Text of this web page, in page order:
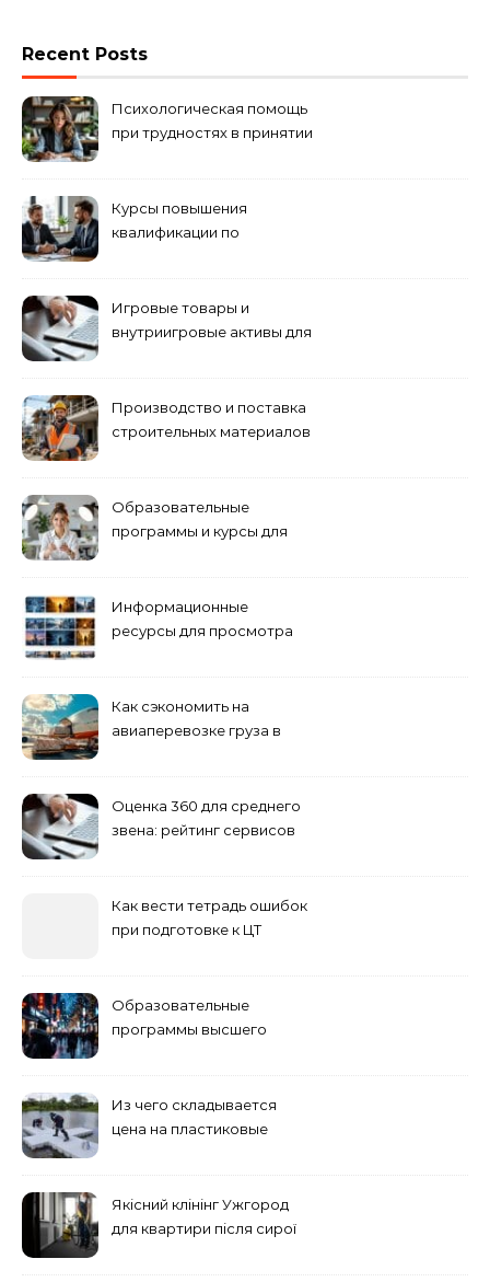
Recent Posts
Психологическая помощь
при трудностях в принятии
Курсы повышения
квалификации по
Игровые товары и
внутриигровые активы для
приобретения
Производство и поставка
строительных материалов
Образовательные
программы и курсы для
Информационные
ресурсы для просмотра
Как сэкономить на
авиаперевозке груза в
Оценка 360 для среднего
звена: рейтинг сервисов
Как вести тетрадь ошибок
при подготовке к ЦТ
Образовательные
программы высшего
Из чего складывается
цена на пластиковые
Якісний клінінг Ужгород
для квартири після сирої